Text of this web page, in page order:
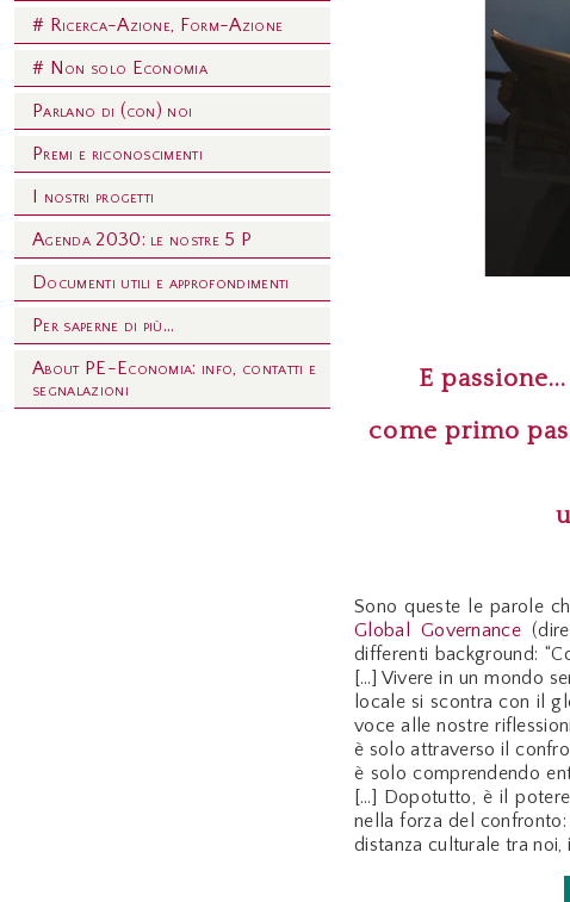
E passione...
come primo
Sono queste le parole
Global Governance
differenti background:
[…] Vivere in un mondo
locale si scontra con il
voce alle nostre
è solo attraverso il
è solo comprendendo
[…] Dopotutto, è il
nella forza del
distanza culturale tra noi,
# Ricerca-Azione, Form-Azione
# Non solo Economia
Parlano di (con) noi
Premi e riconoscimenti
I nostri progetti
Agenda 2030: le nostre 5 P
Documenti utili e approfondimenti
Per saperne di più...
About PE-Economia: info, contatti e
segnalazioni